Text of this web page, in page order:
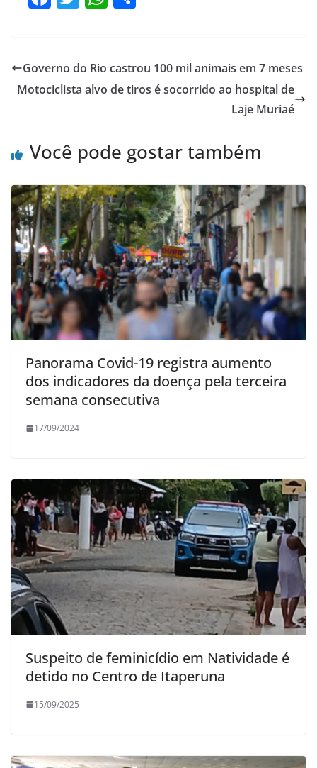
e
b
k
er s
A
e
Governo do Rio castrou 100 mil animais em 7 meses
Motociclista alvo de tiros é socorrido ao hospital de
Laje Muriaé
Você pode gostar também
Panorama Covid-19 registra aumento
dos indicadores da doença pela terceira
semana consecutiva
17/09/2024
Suspeito de feminicídio em Natividade é
detido no Centro de Itaperuna
15/09/2025